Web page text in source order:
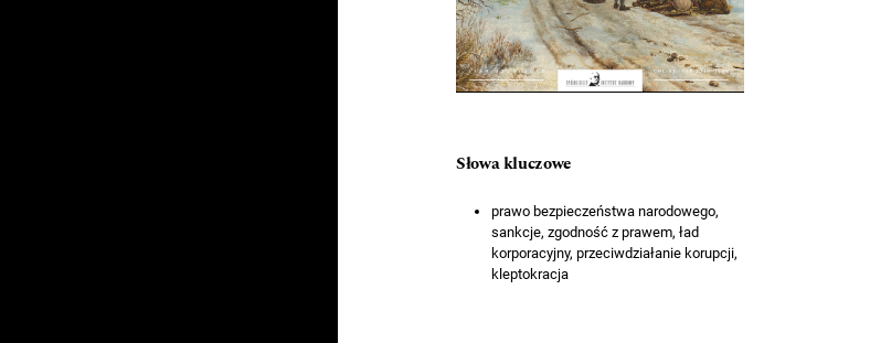
Słowa kluczowe
prawo bezpieczeństwa narodowego,
sankcje, zgodność z prawem, ład
korporacyjny, przeciwdziałanie korupcji,
kleptokracja